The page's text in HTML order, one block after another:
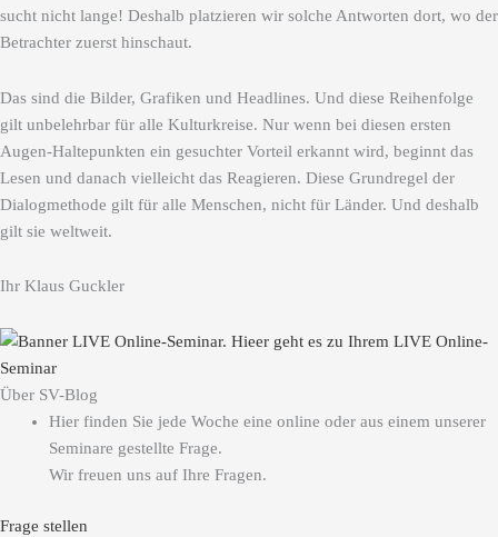
sucht nicht lange! Deshalb platzieren wir solche Antworten dort, wo der
Betrachter zuerst hinschaut.
Das sind die Bilder, Grafiken und Headlines. Und diese Reihenfolge
gilt unbelehrbar für alle Kulturkreise. Nur wenn bei diesen ersten
Augen-Haltepunkten ein gesuchter Vorteil erkannt wird, beginnt das
Lesen und danach vielleicht das Reagieren. Diese Grundregel der
Dialogmethode gilt für alle Menschen, nicht für Länder. Und deshalb
gilt sie weltweit.
Ihr Klaus Guckler
Über SV-Blog
Hier finden Sie jede Woche eine online oder aus einem unserer
Seminare gestellte Frage.
Wir freuen uns auf Ihre Fragen.
Frage stellen